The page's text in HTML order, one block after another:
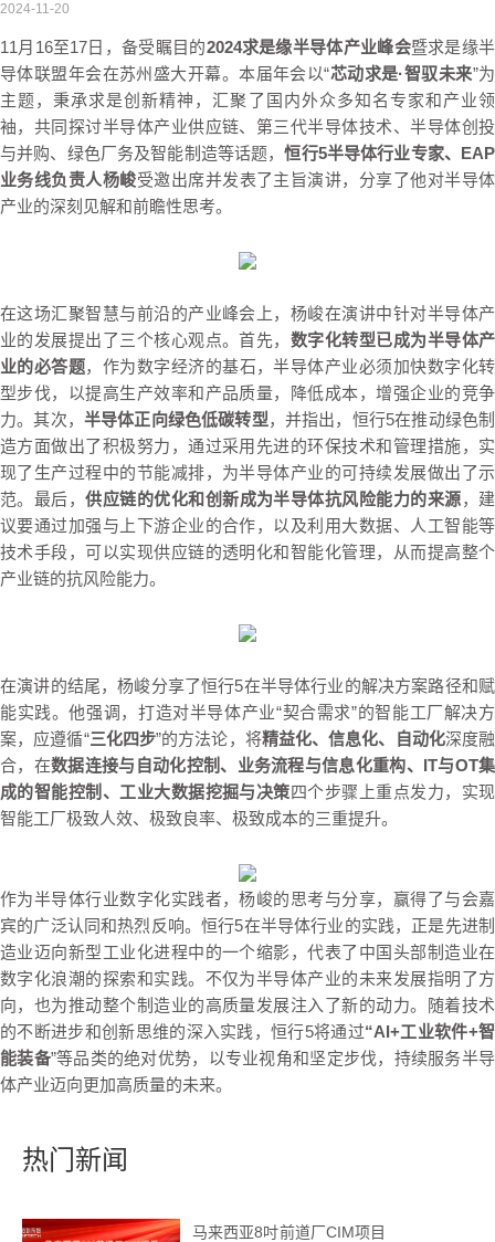
2024-11-20
11月16至17日，备受瞩目的2024求是缘半导体产业峰会暨求是缘半
导体联盟年会在苏州盛大开幕。本届年会以“芯动求是·智驭未来”为
主题，秉承求是创新精神，汇聚了国内外众多知名专家和产业领
袖，共同探讨半导体产业供应链、第三代半导体技术、半导体创投
与并购、绿色厂务及智能制造等话题，恒行5半导体行业专家、EAP
业务线负责人杨峻受邀出席并发表了主旨演讲，分享了他对半导体
产业的深刻见解和前瞻性思考。
在这场汇聚智慧与前沿的产业峰会上，杨峻在演讲中针对半导体产
业的发展提出了三个核心观点。首先， 数字化转型已成为半导体产
业的必答题，作为数字经济的基石，半导体产业必须加快数字化转
型步伐，以提高生产效率和产品质量，降低成本，增强企业的竞争
力。其次， 半导体正向绿色低碳转型，并指出， 恒行5在推动绿色制
造方面做出了积极努力，通过采用先进的环保技术和管理措施，实
现了生产过程中的节能减排，为半导体产业的可持续发展做出了示
范。最后，供应链的优化和创新成为半导体抗风险能力的来源，建
议要通过加强与上下游企业的合作，以及利用大数据、人工智能等
技术手段，可以实现供应链的透明化和智能化管理，从而提高整个
产业链的抗风险能力。
在演讲的结尾，杨峻分享了恒行5在半导体行业的解决方案路径和赋
能实践。他强调，打造对半导体产业“契合需求”的智能工厂解决方
案，应遵循“三化四步”的方法论，将精益化、信息化、自动化深度融
合，在数据连接与自动化控制、业务流程与信息化重构、IT与OT集
成的智能控制、工业大数据挖掘与决策四个步骤上重点发力，实现
智能工厂极致人效、极致良率、极致成本的三重提升。
作为半导体行业数字化实践者，杨峻的思考与分享，赢得了与会嘉
宾的广泛认同和热烈反响。恒行5在半导体行业的实践，正是先进制
造业迈向新型工业化进程中的一个缩影，代表了中国头部制造业在
数字化浪潮的探索和实践。不仅为半导体产业的未来发展指明了方
向，也为推动整个制造业的高质量发展注入了新的动力。随着技术
的不断进步和创新思维的深入实践，恒行5将通过“AI+工业软件+智
能装备”等品类的绝对优势，以专业视角和坚定步伐，持续服务半导
体产业迈向更加高质量的未来。
热门新闻
马来西亚8吋前道厂CIM项目